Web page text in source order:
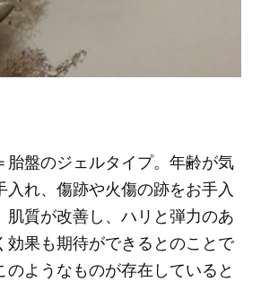
胎盤のジェルタイプ。年齢が気
入れ、傷跡や火傷の跡をお手入
肌質が改善し、ハリと弾力のあ
効果も期待ができるとのことで
ようなものが存在していると